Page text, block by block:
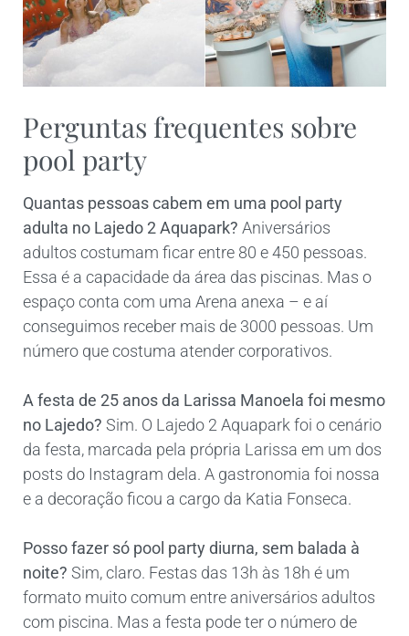
Perguntas frequentes sobre
pool party
Quantas pessoas cabem em uma pool party
adulta no Lajedo 2 Aquapark? Aniversários
adultos costumam ficar entre 80 e 450 pessoas.
Essa é a capacidade da área das piscinas. Mas o
espaço conta com uma Arena anexa – e aí
conseguimos receber mais de 3000 pessoas. Um
número que costuma atender corporativos.
A festa de 25 anos da Larissa Manoela foi mesmo
no Lajedo? Sim. O Lajedo 2 Aquapark foi o cenário
da festa, marcada pela própria Larissa em um dos
posts do Instagram dela. A gastronomia foi nossa
e a decoração ficou a cargo da Katia Fonseca.
Posso fazer só pool party diurna, sem balada à
noite? Sim, claro. Festas das 13h às 18h é um
formato muito comum entre aniversários adultos
com piscina. Mas a festa pode ter o número de